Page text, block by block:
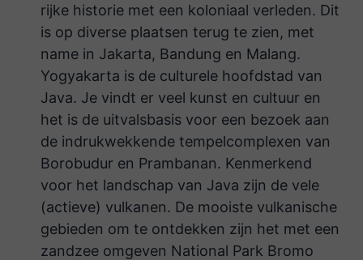
rijke historie met een koloniaal verleden. Dit
is op diverse plaatsen terug te zien, met
name in Jakarta, Bandung en Malang.
Yogyakarta is de culturele hoofdstad van
Java. Je vindt er veel kunst en cultuur en
het is de uitvalsbasis voor een bezoek aan
de indrukwekkende tempelcomplexen van
Borobudur en Prambanan. Kenmerkend
voor het landschap van Java zijn de vele
(actieve) vulkanen. De mooiste vulkanische
gebieden om te ontdekken zijn het met een
zandzee omgeven National Park Bromo